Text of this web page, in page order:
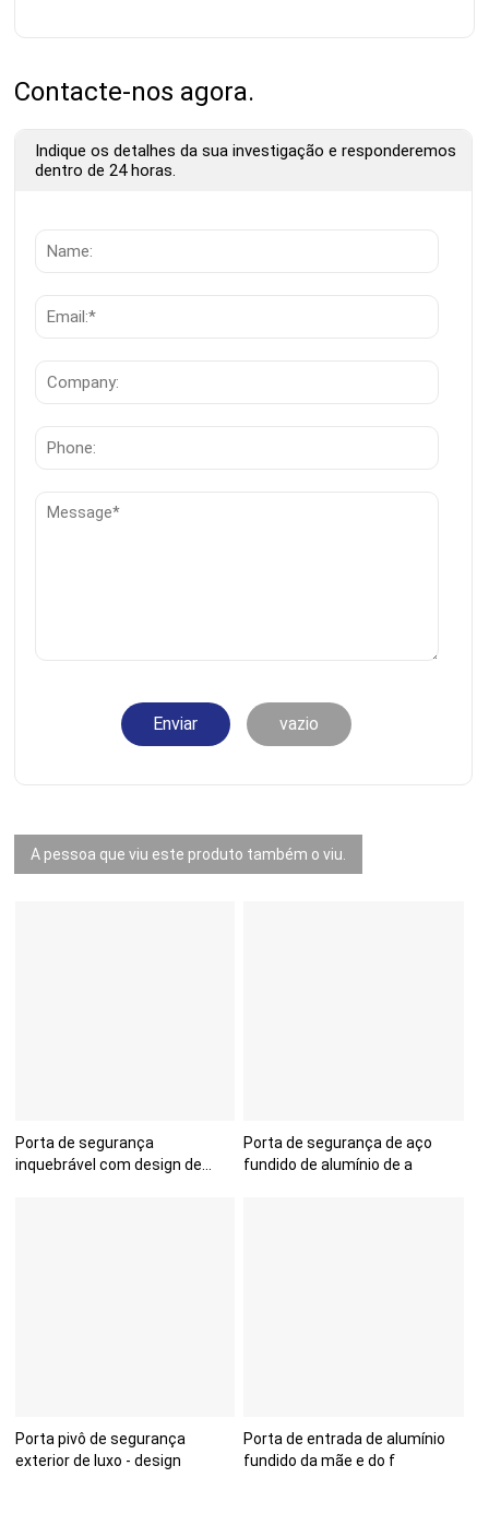
Contacte-nos agora.
Indique os detalhes da sua investigação e responderemos
dentro de 24 horas.
Enviar vazio
A pessoa que viu este produto também o viu.
Porta de segurança
inquebrável com design de
Porta de segurança de aço
fundido de alumínio de a
Porta pivô de segurança
exterior de luxo - design
Porta de entrada de alumínio
fundido da mãe e do f